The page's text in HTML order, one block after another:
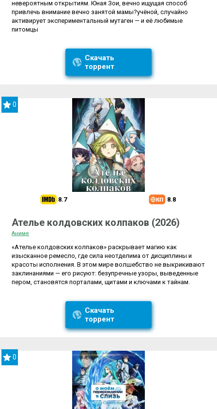
невероятным открытиям. Юная Зои, вечно ищущая способ
привлечь внимание вечно занятой мамы?учёной, случайно
активирует экспериментальный мутаген — и её любимые
питомцы
Скачать
торрент
0
8.7 8.8
Ателье колдовских колпаков (2026)
Аниме
«Ателье колдовских колпаков» раскрывает магию как
изысканное ремесло, где сила неотделима от дисциплины и
красоты исполнения. В этом мире волшебство не выкрикивают
заклинаниями — его рисуют: безупречные узоры, выведенные
пером, становятся порталами, щитами и ключами к тайнам.
Скачать
торрент
0